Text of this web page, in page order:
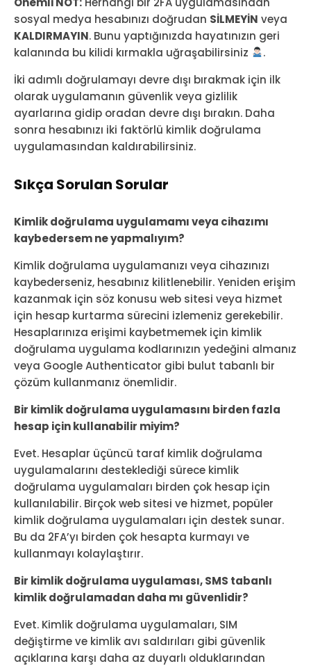
sosyal medya hesabınızı doğrudan SİLMEYİN veya
KALDIRMAYIN. Bunu yaptığınızda hayatınızın geri
kalanında bu kilidi kırmakla uğraşabilirsiniz
.
İki adımlı doğrulamayı devre dışı bırakmak için ilk
olarak uygulamanın güvenlik veya gizlilik
ayarlarına gidip oradan devre dışı bırakın. Daha
sonra hesabınızı iki faktörlü kimlik doğrulama
uygulamasından kaldırabilirsiniz.
Sıkça Sorulan Sorular
Kimlik doğrulama uygulamamı veya cihazımı
kaybedersem ne yapmalıyım?
Kimlik doğrulama uygulamanızı veya cihazınızı
kaybederseniz, hesabınız kilitlenebilir. Yeniden erişim
kazanmak için söz konusu web sitesi veya hizmet
için hesap kurtarma sürecini izlemeniz gerekebilir.
Hesaplarınıza erişimi kaybetmemek için kimlik
doğrulama uygulama kodlarınızın yedeğini almanız
veya Google Authenticator gibi bulut tabanlı bir
çözüm kullanmanız önemlidir.
Bir kimlik doğrulama uygulamasını birden fazla
hesap için kullanabilir miyim?
Evet. Hesaplar üçüncü taraf kimlik doğrulama
uygulamalarını desteklediği sürece kimlik
doğrulama uygulamaları birden çok hesap için
kullanılabilir. Birçok web sitesi ve hizmet, popüler
kimlik doğrulama uygulamaları için destek sunar.
Bu da 2FA’yı birden çok hesapta kurmayı ve
kullanmayı kolaylaştırır.
Bir kimlik doğrulama uygulaması, SMS tabanlı
kimlik doğrulamadan daha mı güvenlidir?
Evet. Kimlik doğrulama uygulamaları, SIM
değiştirme ve kimlik avı saldırıları gibi güvenlik
açıklarına karşı daha az duyarlı olduklarından